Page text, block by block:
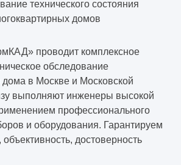
проводит комплексное
обследование
дома в Москве и Московской
выполняют инженеры высокой
профессионального
и оборудования. Гарантируем
достоверность